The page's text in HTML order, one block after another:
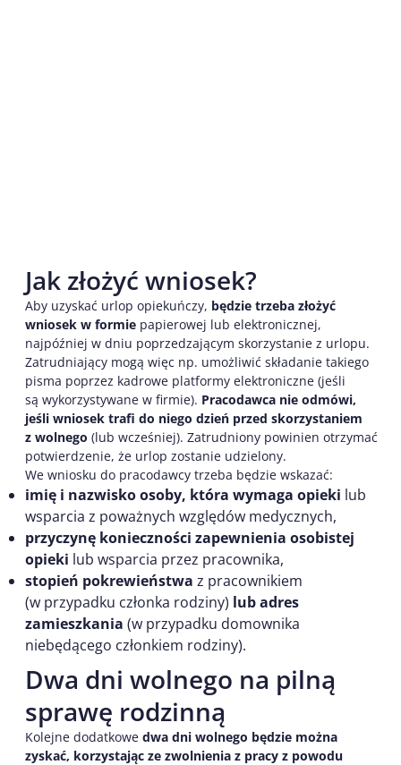
Jak złożyć wniosek?
Aby uzyskać urlop opiekuńczy, będzie trzeba złożyć
wniosek w formie papierowej lub elektronicznej,
najpóźniej w dniu poprzedzającym skorzystanie z urlopu.
Zatrudniający mogą więc np. umożliwić składanie takiego
pisma poprzez kadrowe platformy elektroniczne (jeśli
są wykorzystywane w firmie). Pracodawca nie odmówi,
jeśli wniosek trafi do niego dzień przed skorzystaniem
z wolnego (lub wcześniej). Zatrudniony powinien otrzymać
potwierdzenie, że urlop zostanie udzielony.
We wniosku do pracodawcy trzeba będzie wskazać:
imię i nazwiskoosoby, która wymaga opieki lub
wsparcia z poważnych względów medycznych,
przyczynę konieczności zapewnienia osobistej
opieki lub wsparcia przez pracownika,
stopień pokrewieństwa z pracownikiem
(w przypadku członka rodziny) lub adres
zamieszkania (w przypadku domownika
niebędącego członkiem rodziny).
Dwa dni wolnego na pilną
sprawę rodzinną
Kolejne dodatkowe dwa dni wolnego będzie można
zyskać, korzystając ze zwolnienia z pracy z powodu